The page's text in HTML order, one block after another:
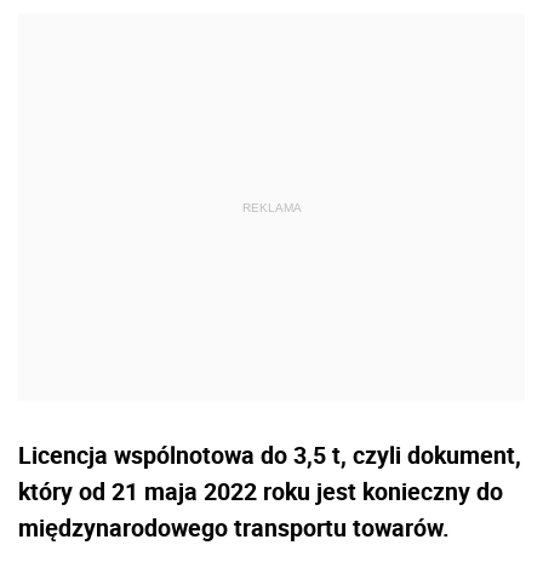
Licencja wspólnotowa do 3,5 t, czyli dokument,
który od 21 maja 2022 roku jest konieczny do
międzynarodowego transportu towarów.